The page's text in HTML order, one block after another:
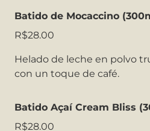
Batido de Mocaccino
R$28.00
Helado de leche en polvo
con un toque de café.
Batido Açaí Cream Bliss
R$28.00